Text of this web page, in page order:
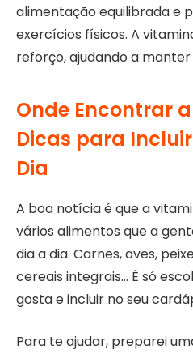
alimentação equilibrada e
exercícios físicos. A
reforço, ajudando a
Onde Encontrar
Dicas para
Dia
A boa notícia é que a
vários alimentos que a
dia a dia. Carnes, aves,
cereais integrais… É só
gosta e incluir no seu
Para te ajudar, preparei